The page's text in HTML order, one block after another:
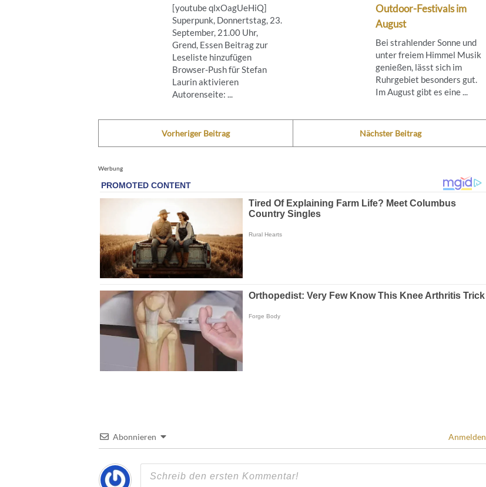
[youtube qlxOagUeHiQ]
Superpunk, Donnertstag, 23.
September, 21.00 Uhr,
Grend, Essen Beitrag zur
Leseliste hinzufügen
Browser-Push für Stefan
Laurin aktivieren
Autorenseite: ...
Outdoor-Festivals im
August
Bei strahlender Sonne und
unter freiem Himmel Musik
genießen, lässt sich im
Ruhrgebiet besonders gut.
Im August gibt es eine ...
Vorheriger Beitrag Nächster Beitrag
Werbung
Abonnieren Anmelden